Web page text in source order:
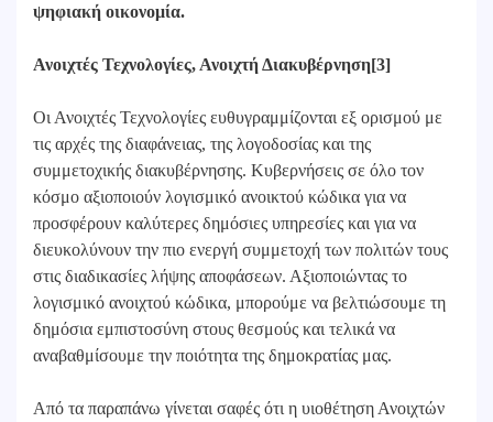
ψηφιακή οικονομία.
Ανοιχτές Τεχνολογίες, Ανοιχτή Διακυβέρνηση[3]
Οι Ανοιχτές Τεχνολογίες ευθυγραμμίζονται εξ ορισμού με
τις αρχές της διαφάνειας, της λογοδοσίας και της
συμμετοχικής διακυβέρνησης. Κυβερνήσεις σε όλο τον
κόσμο αξιοποιούν λογισμικό ανοικτού κώδικα για να
προσφέρουν καλύτερες δημόσιες υπηρεσίες και για να
διευκολύνουν την πιο ενεργή συμμετοχή των πολιτών τους
στις διαδικασίες λήψης αποφάσεων. Αξιοποιώντας το
λογισμικό ανοιχτού κώδικα, μπορούμε να βελτιώσουμε τη
δημόσια εμπιστοσύνη στους θεσμούς και τελικά να
αναβαθμίσουμε την ποιότητα της δημοκρατίας μας.
Από τα παραπάνω γίνεται σαφές ότι η υιοθέτηση Ανοιχτών